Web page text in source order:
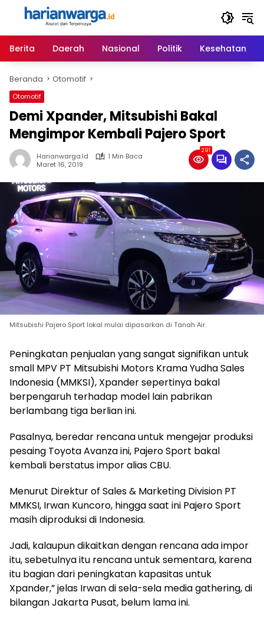
Langsung
Berita
Daerah Nasional Politik Kesehatan
Beranda Otomotif
Otomotif
Demi Xpander, Mitsubishi Bakal
Mengimpor Kembali Pajero Sport
Harianwarga.id
1 Min Baca
Maret 16, 2019
291
Mitsubishi Pajero Sport lokal mulai dipasarkan di Tanah Air.
Peningkatan penjualan yang sangat signifikan untuk
small MPV PT Mitsubishi Motors Krama Yudha Sales
Indonesia (MMKSI), Xpander sepertinya bakal
berpengaruh terhadap model lain pabrikan
berlambang tiga berlian ini.
Pasalnya, beredar rencana untuk mengejar produksi
pesaing Toyota Avanza ini, Pajero Sport bakal
kembali berstatus impor alias CBU.
Menurut Direktur of Sales & Marketing Division PT
MMKSI, Irwan Kuncoro, hingga saat ini Pajero Sport
masih diproduksi di Indonesia.
Jadi, kalaupun dikaitkan dengan rencana ada impor
itu, sebetulnya itu rencana untuk sementara, karena
itu bagian dari peningkatan kapasitas untuk
Xpander,” jelas Irwan di sela-sela media gathering, di
bilangan Jakarta Pusat, belum lama ini.